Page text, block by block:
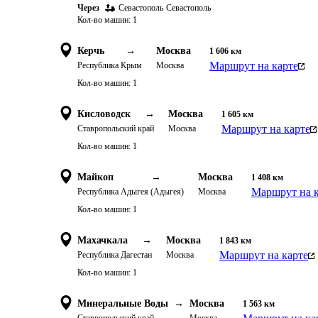
Через Севастополь Севастополь
Кол-во машин: 1
Керчь →
Республика Крым
Москва
Москва
1 606 км
Маршрут на карте
Кол-во машин: 1
Кисловодск →
Ставропольский край
Москва
Москва
1 605 км
Маршрут на карте
Кол-во машин: 1
Майкоп →
Республика Адыгея (Адыгея)
Москва
Москва
1 408 км
Маршрут на
Кол-во машин: 1
Махачкала →
Республика Дагестан
Москва
Москва
1 843 км
Маршрут на карте
Кол-во машин: 1
Минеральные Воды → Москва 1 563 км